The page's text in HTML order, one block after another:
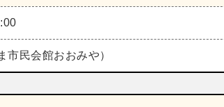
民会館おおみや）